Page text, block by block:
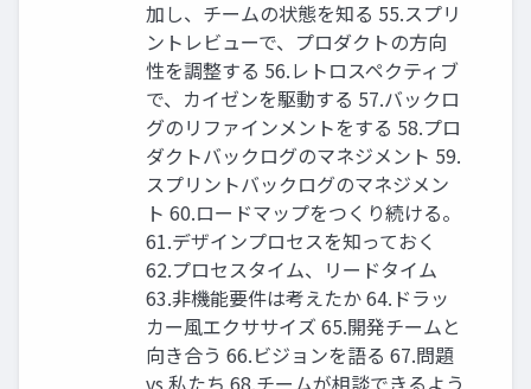
加し、チームの状態を知る 55.スプリ
ントレビューで、プロダクトの⽅向
性を調整する 56.レトロスペクティブ
で、カイゼンを駆動する 57.バックロ
グのリファインメントをする 58.プロ
ダクトバックログのマネジメント 59.
スプリントバックログのマネジメン
ト 60.ロードマップをつくり続ける。
61.デザインプロセスを知っておく
62.プロセスタイム、リードタイム
63.⾮機能要件は考えたか 64.ドラッ
カー⾵エクササイズ 65.開発チームと
向き合う 66.ビジョンを語る 67.問題
vs 私たち 68.チームが相談できるよう